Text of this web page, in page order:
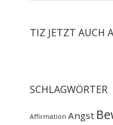
TIZ JETZT AUCH
SCHLAGWÖRTER
Affirmation Angst